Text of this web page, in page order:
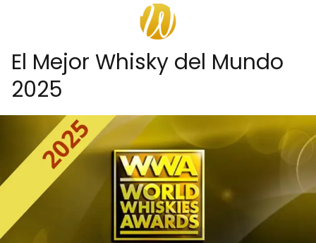
El Mejor Whisky del Mundo
2025